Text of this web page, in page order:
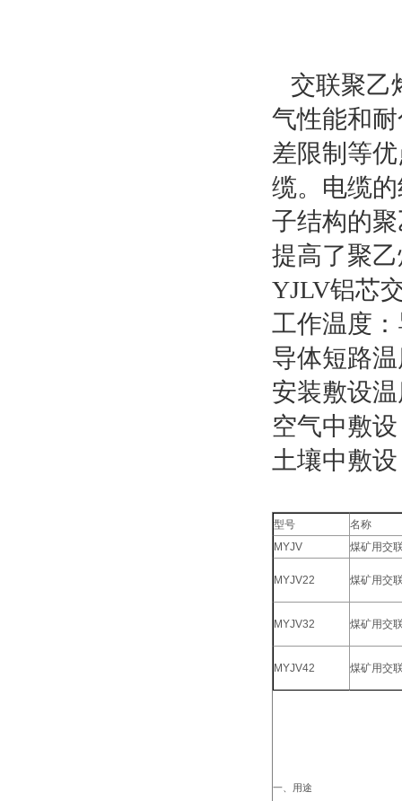
交联聚乙
气性能和
差限制等
缆。电缆
子结构的
提高了聚
YJLV铝芯
工作温度
导体短路
安装敷设
空气中敷
土壤中敷
型号
名称
MYJV
煤矿用交
MYJV22 煤矿用交
MYJV32 煤矿用交
MYJV42 煤矿用交
一、用途